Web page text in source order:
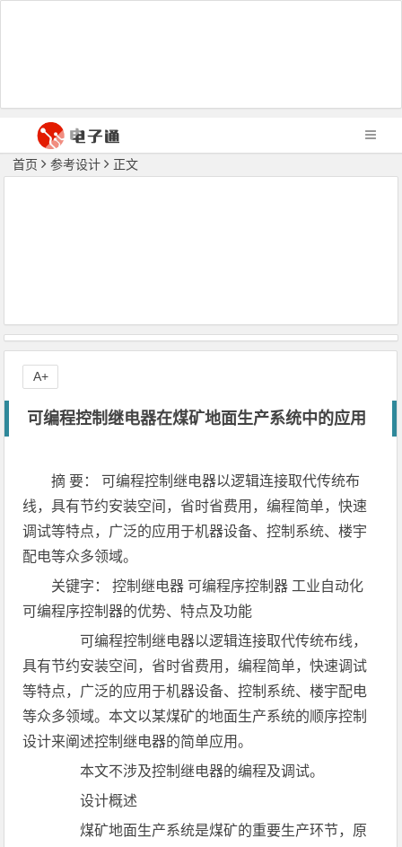
首页 参考设计 正文
可编程控制继电器在煤矿地面生产系统中的应用
摘 要： 可编程控制继电器以逻辑连接取代传统布
线，具有节约安装空间，省时省费用，编程简单，快速
调试等特点，广泛的应用于机器设备、控制系统、楼宇
配电等众多领域。
关键字： 控制继电器 可编程序控制器 工业自动化
可编程序控制器的优势、特点及功能
可编程控制继电器以逻辑连接取代传统布线，
具有节约安装空间，省时省费用，编程简单，快速调试
等特点，广泛的应用于机器设备、控制系统、楼宇配电
等众多领域。本文以某煤矿的地面生产系统的顺序控制
设计来阐述控制继电器的简单应用。
本文不涉及控制继电器的编程及调试。
设计概述
煤矿地面生产系统是煤矿的重要生产环节，原
A+